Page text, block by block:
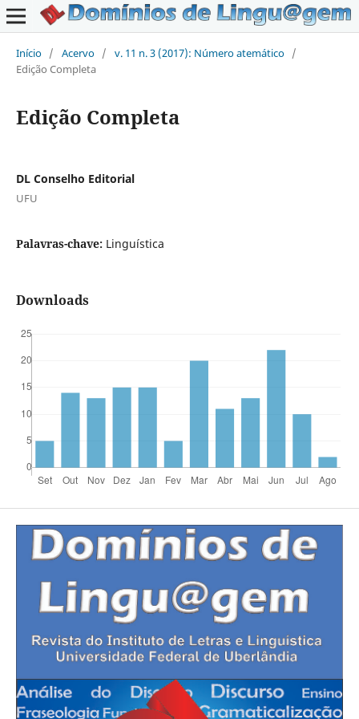
Início / Acervo / v. 11 n. 3 (2017): Número atemático /
Edição Completa
Edição Completa
DL Conselho Editorial
UFU
Palavras-chave: Linguística
Downloads